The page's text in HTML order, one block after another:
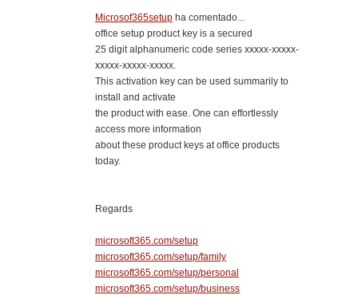
Microsof365setup ha comentado...
office setup product key is a secured
25 digit alphanumeric code series xxxxx-xxxxx-
xxxxx-xxxxx-xxxxx.
This activation key can be used summarily to
install and activate
the product with ease. One can effortlessly
access more information
about these product keys at office products
today.
Regards
microsoft365.com/setup
microsoft365.com/setup/family
microsoft365.com/setup/personal
microsoft365.com/setup/business